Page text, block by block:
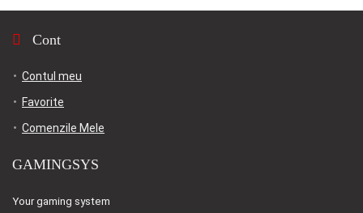
Cont
Contul meu
Favorite
Comenzile Mele
GAMINGSYS
Your gaming system